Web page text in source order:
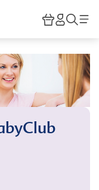
HiPP